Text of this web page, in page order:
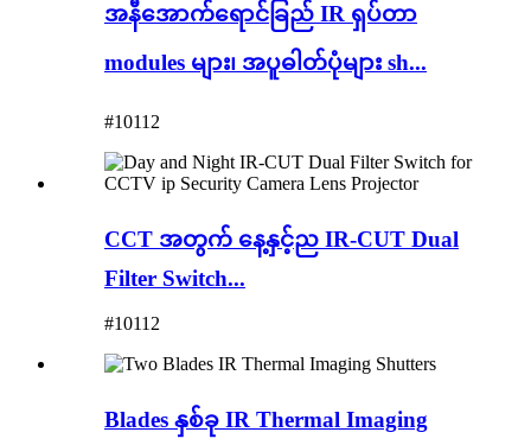
အနီအောက်ရောင်ခြည် IR ရှပ်တာ
modules များ၊ အပူဓါတ်ပုံများ sh...
#10112
CCT အတွက် နေ့နှင့်ည IR-CUT Dual
Filter Switch...
#10112
Blades နှစ်ခု IR Thermal Imaging